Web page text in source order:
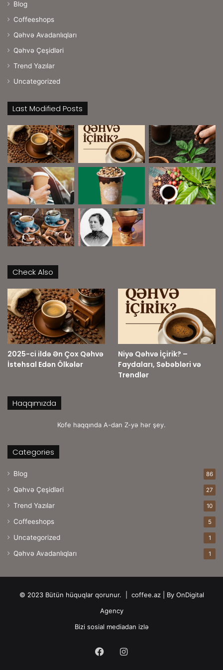
Blog
Coffeeshops
Qəhvə Avadanlıqları
Qəhvə Çeşidləri
Trend Yazılar
Uncategorized
Last Modified Posts
Check Also
2025-ci ildə Ən Çox Qəhvə
İstehsal Edən Ölkələr
Niyə Qəhvə İçirik? –
Faydaları, Səbəbləri və
Trendlər
Haqqımızda
Kofe haqqında A-dan Z-yə hər şey.
Categories
Blog 86
Qəhvə Çeşidləri 27
Trend Yazılar 10
Coffeeshops 5
Uncategorized 1
Qəhvə Avadanlıqları 1
© 2023 Bütün hüquqlar qorunur. | coffee.az| By OnDigital
Agency
Bizi sosial mediadan izlə
FacebookInstagram